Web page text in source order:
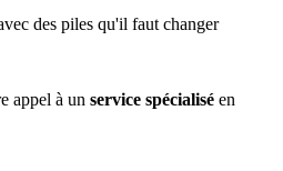
des piles qu'il faut changer
appel à un service spécialisé en